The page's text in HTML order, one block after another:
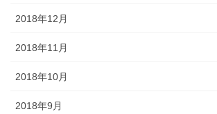
2018年12月
2018年11月
2018年10月
2018年9月